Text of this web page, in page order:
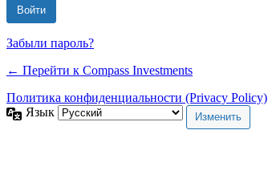
Забыли пароль?
← Перейти к Compass Investments
Политика конфиденциальности (Privacy Policy)
Язык